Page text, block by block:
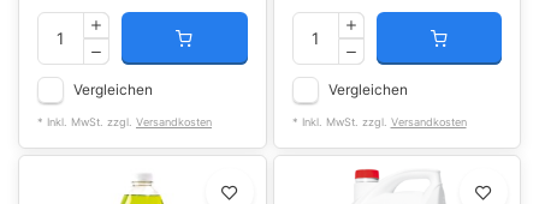
Vergleichen
* Inkl. MwSt. zzgl. Versandkosten
Vergleichen
* Inkl. MwSt. zzgl. Versandkosten